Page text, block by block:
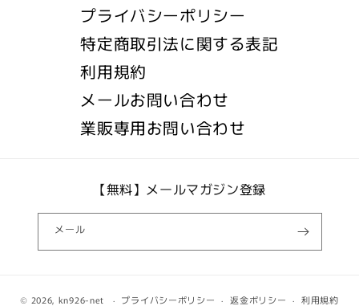
プライバシーポリシー
特定商取引法に関する表記
利用規約
メールお問い合わせ
業販専用お問い合わせ
【無料】メールマガジン登録
メール
© 2026, kn926-net プライバシーポリシー 返金ポリシー 利用規約